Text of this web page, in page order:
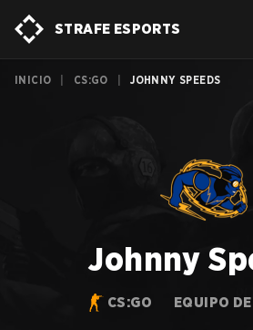
STRAFE ESPORTS
INICIO CS:GO JOHNNY SPEEDS
Johnny
CS:GO EQUIPO